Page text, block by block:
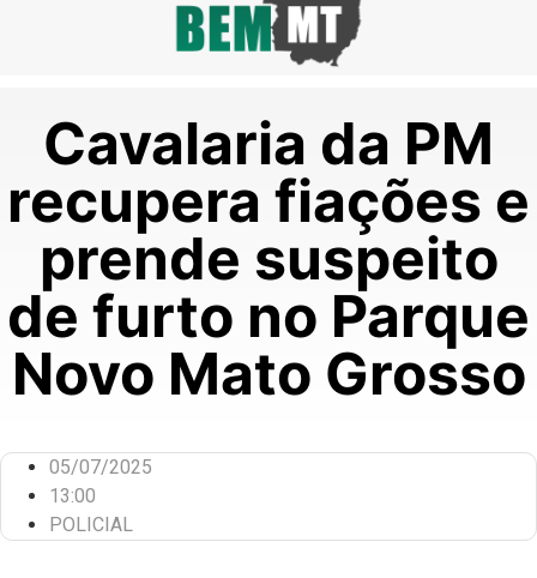
Cavalaria da PM
recupera fiações e
prende suspeito
de furto no Parque
Novo Mato Grosso
05/07/2025
13:00
POLICIAL